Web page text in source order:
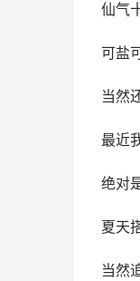
仙气
可盐
当然
最近
绝对
夏天
当然